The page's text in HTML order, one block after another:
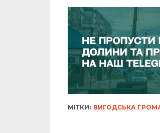
МІТКИ: ВИГОДСЬКА